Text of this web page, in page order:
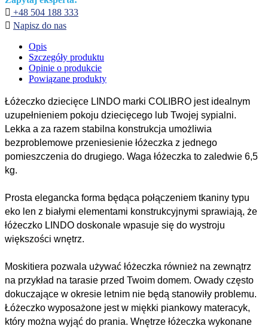
 +48 504 188 333
 Napisz do nas
Opis
Szczegóły produktu
Opinie o produkcie
Powiązane produkty
Łóżeczko dziecięce LINDO marki COLIBRO jest idealnym
uzupełnieniem pokoju dziecięcego lub Twojej sypialni.
Lekka a za razem stabilna konstrukcja umożliwia
bezproblemowe przeniesienie łóżeczka z jednego
pomieszczenia do drugiego. Waga łóżeczka to zaledwie 6,5
kg.
Prosta elegancka forma będąca połączeniem tkaniny typu
eko len z białymi elementami konstrukcyjnymi sprawiają, że
łóżeczko LINDO doskonale wpasuje się do wystroju
większości wnętrz.
Moskitiera pozwala używać łóżeczka również na zewnątrz
na przykład na tarasie przed Twoim domem. Owady często
dokuczające w okresie letnim nie będą stanowiły problemu.
Łóżeczko wyposażone jest w miękki piankowy materacyk,
który można wyjąć do prania. Wnętrze łóżeczka wykonane